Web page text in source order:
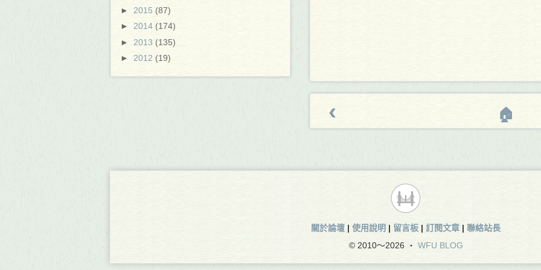
‹ 🏠
► 2015 (87)
► 2014 (174)
► 2013 (135)
► 2012 (19)
關於論壇 | 使用說明 | 留言板 | 訂閱文章 | 聯絡站長
© 2010～2026 ‧ WFU BLOG